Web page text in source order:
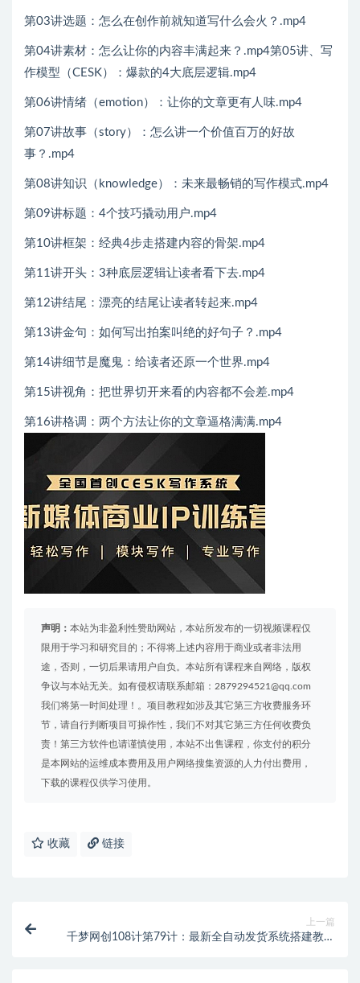
第03讲选题：怎么在创作前就知道写什么会火？.mp4
第04讲素材：怎么让你的内容丰满起来？.mp4第05讲、写
作模型（CESK）：爆款的4大底层逻辑.mp4
第06讲情绪（emotion）：让你的文章更有人味.mp4
第07讲故事（story）：怎么讲一个价值百万的好故
事？.mp4
第08讲知识（knowledge）：未来最畅销的写作模式.mp4
第09讲标题：4个技巧撬动用户.mp4
第10讲框架：经典4步走搭建内容的骨架.mp4
第11讲开头：3种底层逻辑让读者看下去.mp4
第12讲结尾：漂亮的结尾让读者转起来.mp4
第13讲金句：如何写出拍案叫绝的好句子？.mp4
第14讲细节是魔鬼：给读者还原一个世界.mp4
第15讲视角：把世界切开来看的内容都不会差.mp4
第16讲格调：两个方法让你的文章逼格满满.mp4
声明： 本站为非盈利性赞助网站，本站所发布的一切视频课程仅
限用于学习和研究目的；不得将上述内容用于商业或者非法用
途，否则，一切后果请用户自负。本站所有课程来自网络，版权
争议与本站无关。如有侵权请联系邮箱：2879294521@qq.com
我们将第一时间处理！。项目教程如涉及其它第三方收费服务环
节，请自行判断项目可操作性，我们不对其它第三方任何收费负
责！第三方软件也请谨慎使用，本站不出售课程，你支付的积分
是本网站的运维成本费用及用户网络搜集资源的人力付出费用，
下载的课程仅供学习使用。
收藏 链接
上一篇
千梦网创108计第79计：最新全自动发货系统搭建教学